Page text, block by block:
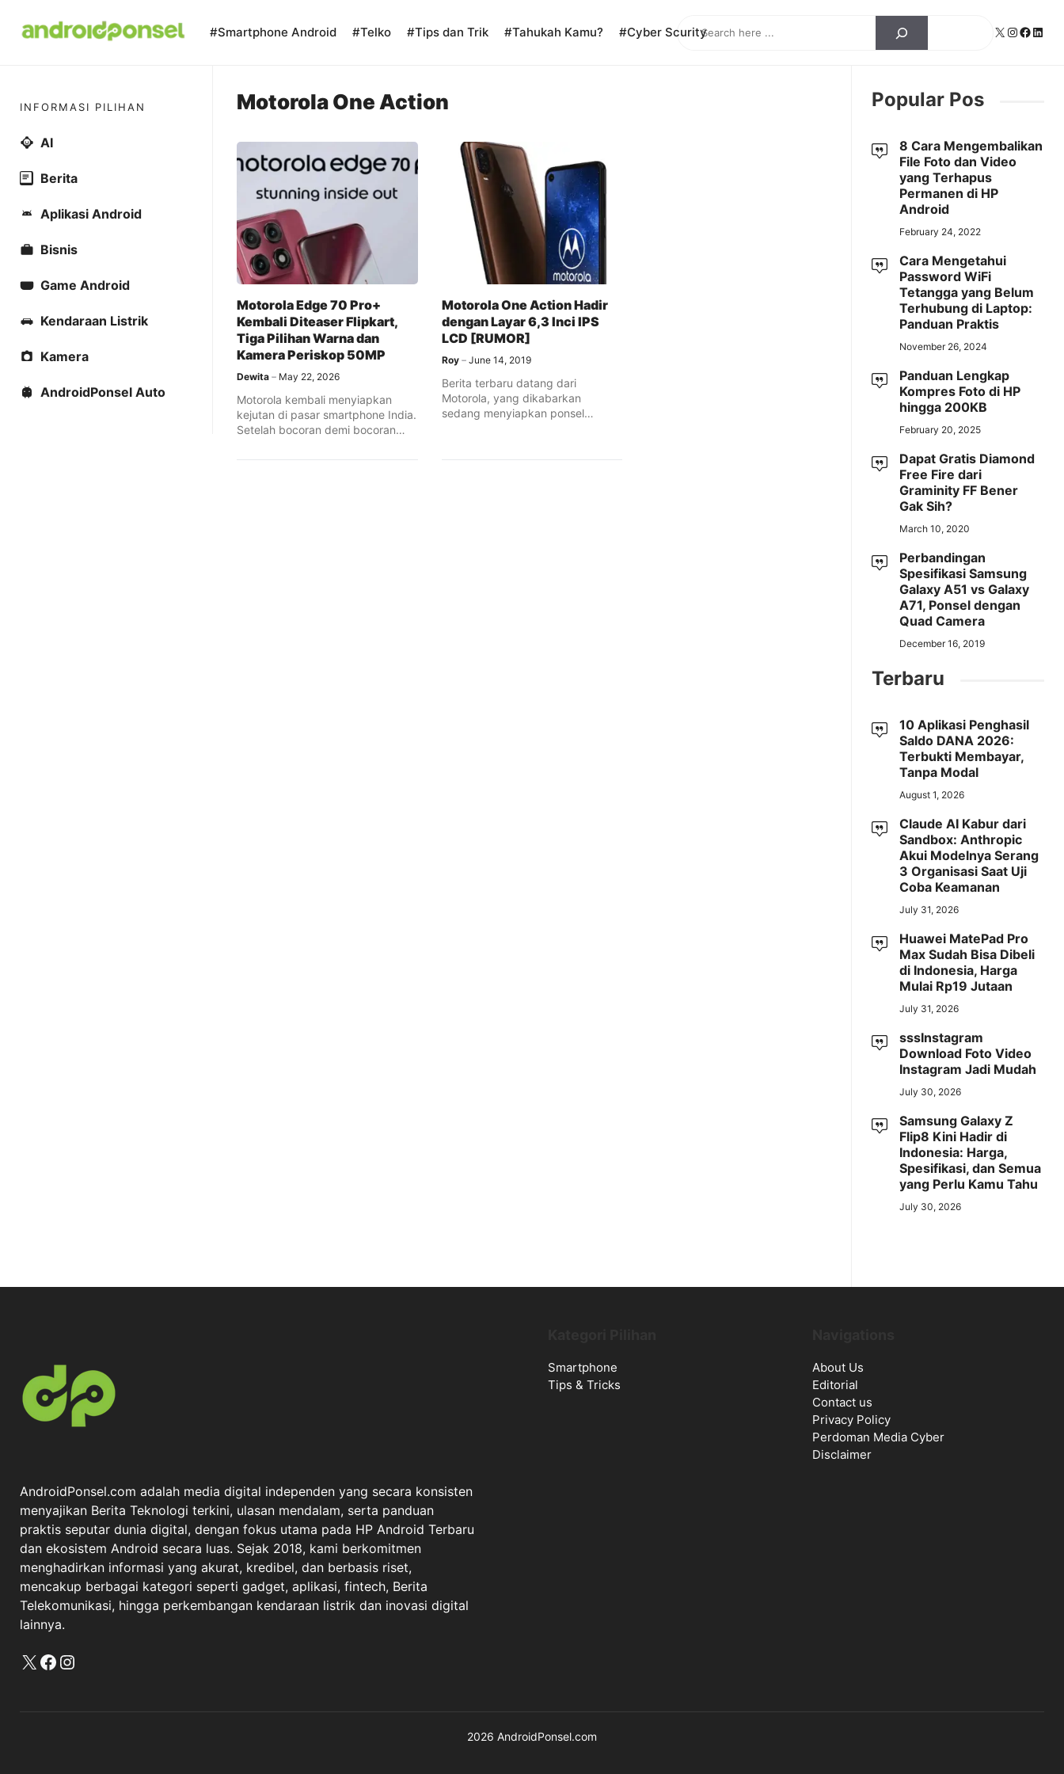
Search X Instagram
#Smartphone Android #Telko #Tips dan Trik #Tahukah Kamu? #Cyber Scurity
Motorola One Action
Motorola Edge 70 Pro+
Kembali Diteaser Flipkart,
Tiga Pilihan Warna dan
Kamera Periskop 50MP
Dewita May 22, 2026
Motorola kembali menyiapkan
kejutan di pasar smartphone India.
Setelah bocoran demi bocoran
Motorola One Action Hadir
dengan Layar 6,3 Inci IPS
LCD [RUMOR]
Roy June 14, 2019
Berita terbaru datang dari
Motorola, yang dikabarkan
sedang menyiapkan ponsel
INFORMASI PILIHAN
AI
Berita
Aplikasi Android
Bisnis
Game Android
Kendaraan Listrik
Kamera
AndroidPonsel Auto
Popular Pos
8 Cara Mengembalikan
File Foto dan Video
yang Terhapus
Permanen di HP
Android
February 24, 2022
Cara Mengetahui
Password WiFi
Tetangga yang Belum
Terhubung di Laptop:
Panduan Praktis
November 26, 2024
Panduan Lengkap
Kompres Foto di HP
hingga 200KB
February 20, 2025
Dapat Gratis Diamond
Free Fire dari
Graminity FF Bener
Gak Sih?
March 10, 2020
Perbandingan
Spesifikasi Samsung
Galaxy A51 vs Galaxy
A71, Ponsel dengan
Quad Camera
December 16, 2019
Terbaru
10 Aplikasi Penghasil
Saldo DANA 2026:
Terbukti Membayar,
Tanpa Modal
August 1, 2026
Claude AI Kabur dari
Sandbox: Anthropic
Akui Modelnya Serang
3 Organisasi Saat Uji
Coba Keamanan
July 31, 2026
Huawei MatePad Pro
Max Sudah Bisa Dibeli
di Indonesia, Harga
Mulai Rp19 Jutaan
July 31, 2026
sssInstagram
Download Foto Video
Instagram Jadi Mudah
July 30, 2026
Samsung Galaxy Z
Flip8 Kini Hadir di
Indonesia: Harga,
Spesifikasi, dan Semua
yang Perlu Kamu Tahu
July 30, 2026
AndroidPonsel.com adalah media digital independen yang secara konsisten
menyajikan Berita Teknologi terkini, ulasan mendalam, serta panduan
praktis seputar dunia digital, dengan fokus utama pada HP Android Terbaru
dan ekosistem Android secara luas. Sejak 2018, kami berkomitmen
menghadirkan informasi yang akurat, kredibel, dan berbasis riset,
mencakup berbagai kategori seperti gadget, aplikasi, fintech, Berita
Telekomunikasi, hingga perkembangan kendaraan listrik dan inovasi digital
lainnya.
X Facebook
Instagram
Smartphone
Tips & Tricks
About Us
Editorial
Contact us
Privacy Policy
Perdoman Media Cyber
Disclaimer
2026 AndroidPonsel.com